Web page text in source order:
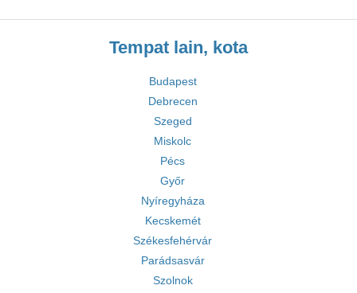
Tempat lain, kota
Budapest
Debrecen
Szeged
Miskolc
Pécs
Győr
Nyíregyháza
Kecskemét
Székesfehérvár
Parádsasvár
Szolnok